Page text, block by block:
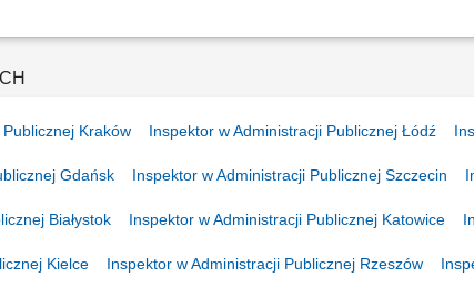
Kraków Inspektor w Administracji Publicznej Łódź
Gdańsk Inspektor w Administracji Publicznej Szczecin
Białystok Inspektor w Administracji Publicznej Katowice
Kielce Inspektor w Administracji Publicznej Rzeszów